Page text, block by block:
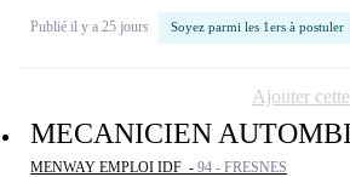
Publié il y a 25 jours Soyez parmi les 1ers à postuler
MECANICIEN
MENWAY EMPLOI IDF - 94 - FRESNES
Ajouter